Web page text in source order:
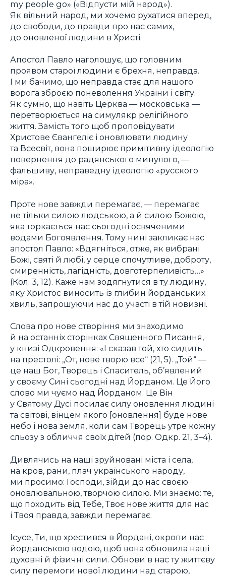
my people go» («Відпусти мій народ»).
Як вільний народ, ми хочемо рухатися вперед,
до свободи, до правди про нас самих,
до оновленої людини в Христі.
Апостол Павло наголошує, що головним
проявом старої людини є брехня, неправда.
І ми бачимо, що неправда стає для нашого
ворога зброєю поневолення України і світу.
Як сумно, що навіть Церква — московська —
перетворюється на симулякр релігійного
життя. Замість того щоб проповідувати
Христове Євангеліє і оновлювати людину
та Всесвіт, вона поширює примітивну ідеологію
повернення до радянського минулого, —
фальшиву, неправедну ідеологію «русского
міра».
Проте нове завжди перемагає, — перемагає
не тільки силою людською, а й силою Божою,
яка торкається нас сьогодні освяченими
водами Богоявлення. Тому нині закликає нас
апостол Павло: «Вдягніться, отже, як вибрані
Божі, святі й любі, у серце спочутливе, доброту,
смиренність, лагідність, довготерпеливість…»
(Кол. 3, 12). Каже нам зодягнутися в ту людину,
яку Христос виносить із глибин йорданських
хвиль, запрошуючи нас до участі в тій новизні.
Слова про нове створіння ми знаходимо
й на останніх сторінках Священного Писання,
у книзі Одкровення: «І сказав той, хто сидить
на престолі: „От, нове творю все“ (21, 5). „Той“ —
це наш Бог, Творець і Спаситель, об’явлений
у своєму Сині сьогодні над Йорданом. Це Його
слово ми чуємо над Йорданом. Це Він
у Святому Дусі посилає силу оновлення людині
та світові, вінцем якого [оновлення] буде нове
небо і нова земля, коли сам Творець утре кожну
сльозу з обличчя своїх дітей (пор. Одкр. 21, 3–4).
Дивлячись на наші зруйновані міста і села,
на кров, рани, плач українського народу,
ми просимо: Господи, зійди до нас своєю
оновлювальною, творчою силою. Ми знаємо: те,
що походить від Тебе, Твоє нове життя для нас
і Твоя правда, завжди перемагає.
Ісусе, Ти, що хрестився в Йордані, окропи нас
йорданською водою, щоб вона обновила наші
духовні й фізичні сили. Обнови в нас ту життєву
силу перемоги нової людини над старою,